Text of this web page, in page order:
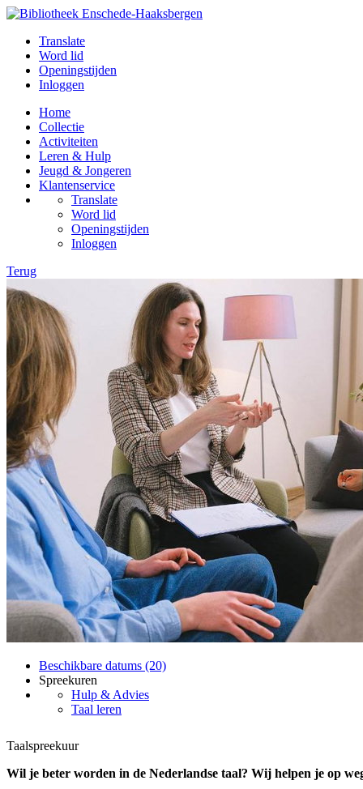
Translate
Word lid
Openingstijden
Inloggen
Home
Collectie
Activiteiten
Leren & Hulp
Jeugd & Jongeren
Klantenservice
Translate
Word lid
Openingstijden
Inloggen
Terug
Beschikbare datums (20)
Spreekuren
Hulp & Advies
Taal leren
Taalspreekuur
Wil je beter worden in de Nederlandse taal? Wij helpen je op